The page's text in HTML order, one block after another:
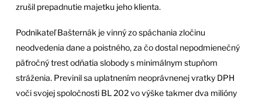
zrušil prepadnutie majetku jeho klienta.
Podnikateľ Bašternák je vinný zo spáchania zločinu
neodvedenia dane a poistného, za čo dostal nepodmienečný
päťročný trest odňatia slobody s minimálnym stupňom
stráženia. Previnil sa uplatnením neoprávnenej vratky DPH
voči svojej spoločnosti BL 202 vo výške takmer dva milióny